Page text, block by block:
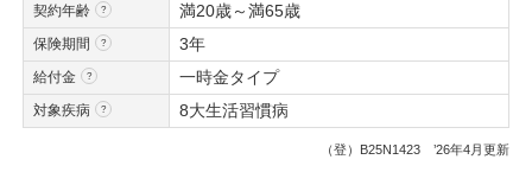
契約年齢 満20歳～満65歳
保険期間 3年
給付金 一時金タイプ
対象疾病 8大生活習慣病
（登）B25N1423 ’26年4月更新